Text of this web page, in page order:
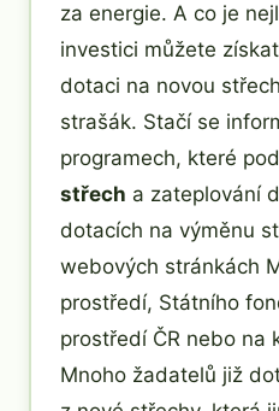
za energie. A co je
investici můžete
dotaci na novou
strašák. Stačí se
programech, které
střech a zateplování
dotacích na výměnu
webových stránkách
prostředí, Státního
prostředí ČR nebo na
Mnoho žadatelů již